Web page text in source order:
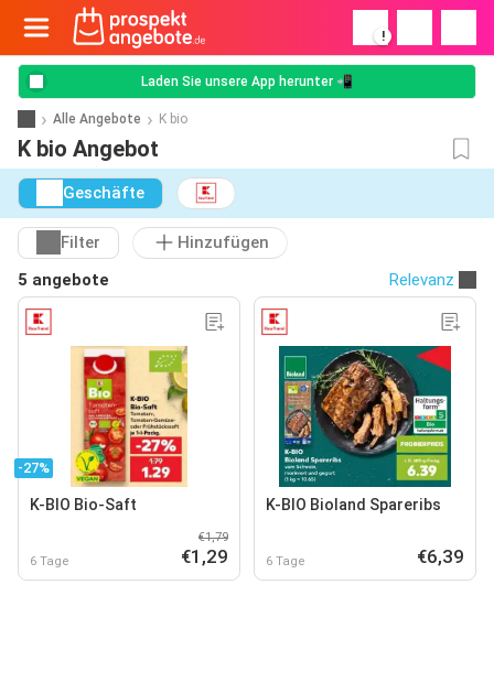
!
Laden Sie unsere App herunter 📲
Alle Angebote K bio
K bio Angebot
Geschäfte
Filter
Hinzufügen
5 angebote
Relevanz
-27%
K-BIO Bio-Saft
6 Tage
€1,79
€1,29
K-BIO Bioland Spareribs
6 Tage €6,39